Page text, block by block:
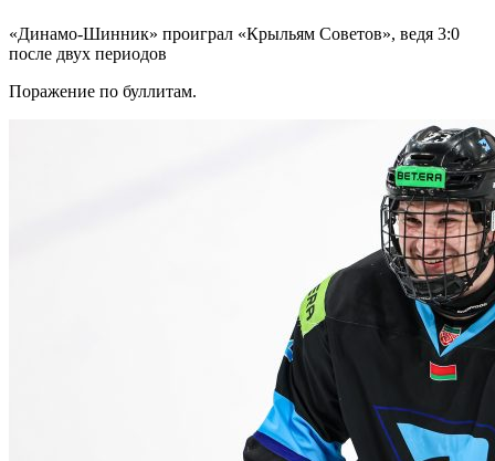
«Динамо-Шинник» проиграл «Крыльям Советов», ведя 3:0
после двух периодов
Поражение по буллитам.